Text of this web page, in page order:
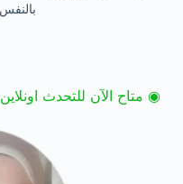
◉ متاح الآن للتحدث اونلاين